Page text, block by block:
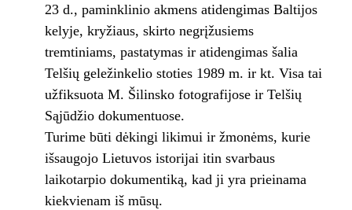
23 d., paminklinio akmens atidengimas Baltijos
kelyje, kryžiaus, skirto negrįžusiems
tremtiniams, pastatymas ir atidengimas šalia
Telšių geležinkelio stoties 1989 m. ir kt. Visa tai
užfiksuota M. Šilinsko fotografijose ir Telšių
Sąjūdžio dokumentuose.
Turime būti dėkingi likimui ir žmonėms, kurie
išsaugojo Lietuvos istorijai itin svarbaus
laikotarpio dokumentiką, kad ji yra prieinama
kiekvienam iš mūsų.